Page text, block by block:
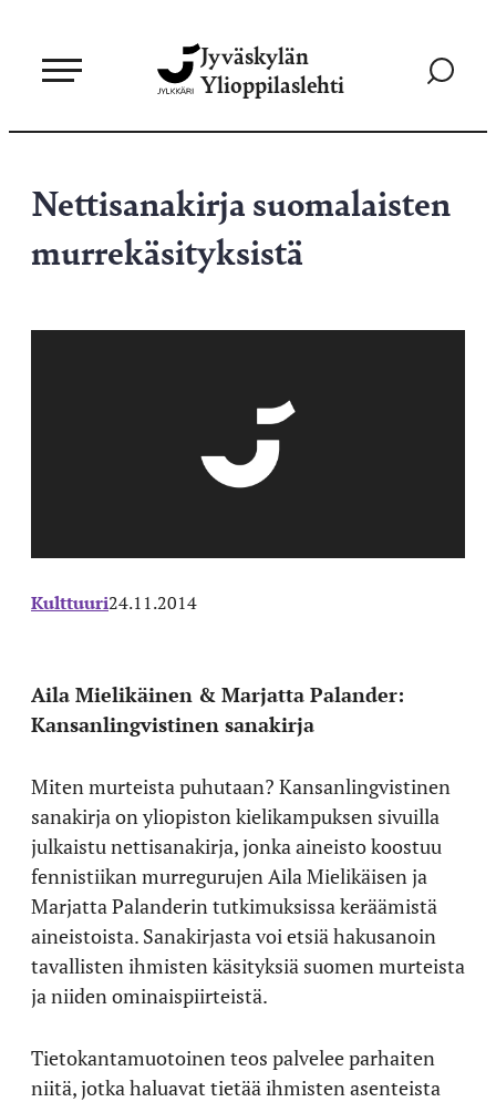
sisältöön
Jyväskylän
Ylioppilaslehti
Siirry
Nettisanakirja suomalaisten
murrekäsityksistä
Kulttuuri24.11.2014
Aila Mielikäinen & Marjatta Palander:
Kansanlingvistinen sanakirja
Miten murteista puhutaan? Kansanlingvistinen
sanakirja on yliopiston kielikampuksen sivuilla
julkaistu nettisanakirja, jonka aineisto koostuu
fennistiikan murregurujen Aila Mielikäisen ja
Marjatta Palanderin tutkimuksissa keräämistä
aineistoista. Sanakirjasta voi etsiä hakusanoin
tavallisten ihmisten käsityksiä suomen murteista
ja niiden ominaispiirteistä.
Tietokantamuotoinen teos palvelee parhaiten
niitä, jotka haluavat tietää ihmisten asenteista